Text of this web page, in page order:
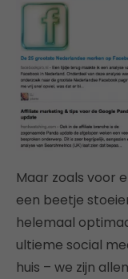
Maar zoals voor
een beetje
helemaal
ultieme social
huis – we zijn